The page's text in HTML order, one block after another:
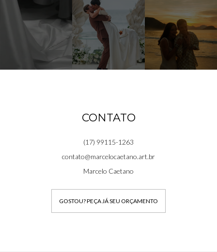
CONTATO
(17) 99115-1263
contato@marcelocaetano.art.br
Marcelo Caetano
GOSTOU? PEÇA JÁ SEU ORÇAMENTO